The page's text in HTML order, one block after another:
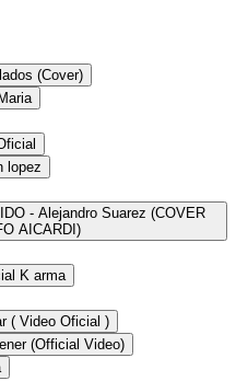
(Cover)
lopez
- Alejandro Suarez (COVER
AICARDI)
Oficial K arma
( Video Oficial )
(Official Video)